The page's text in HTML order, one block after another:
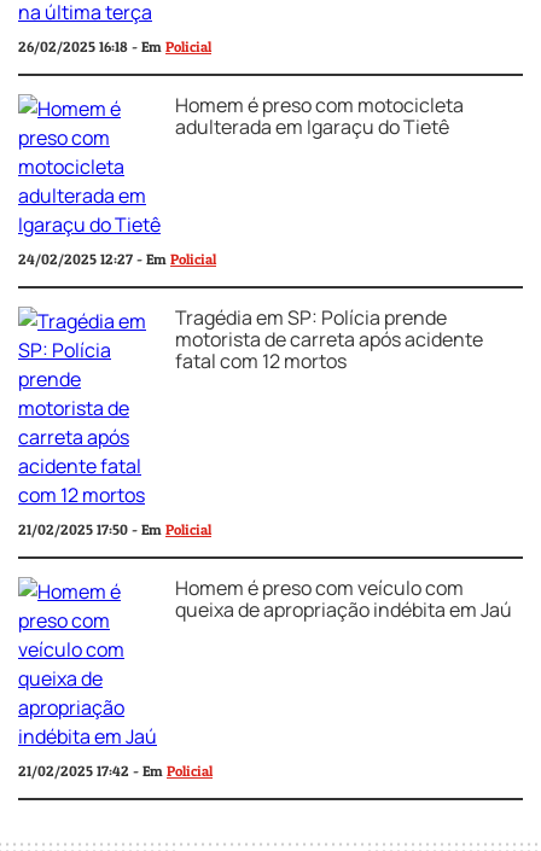
26/02/2025 16:18 - Em Policial
Homem é preso com motocicleta
adulterada em Igaraçu do Tietê
24/02/2025 12:27 - Em Policial
Tragédia em SP: Polícia prende
motorista de carreta após acidente
fatal com 12 mortos
21/02/2025 17:50 - Em Policial
Homem é preso com veículo com
queixa de apropriação indébita em Jaú
21/02/2025 17:42 - Em Policial